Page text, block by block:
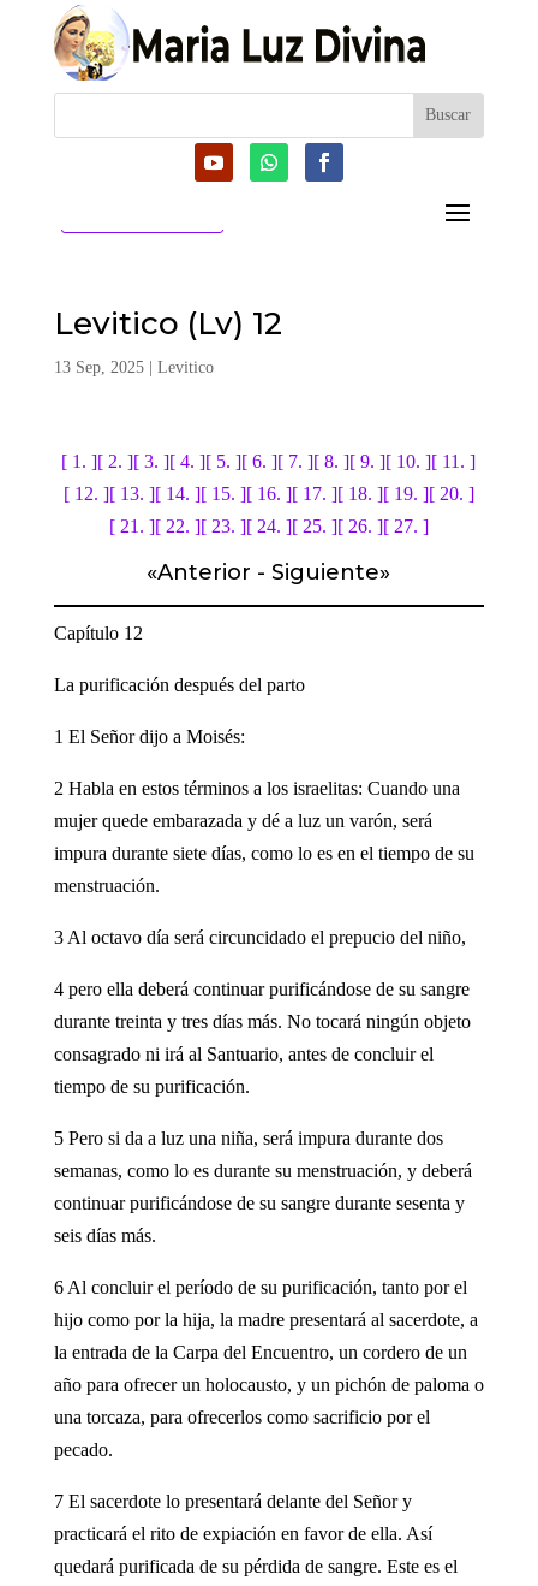
Levitico (Lv) 12
13 Sep, 2025| Levitico
[ 1. ][ 2. ][ 3. ][ 4. ][ 5. ][ 6. ][ 7. ][ 8. ][ 9. ][ 10. ][ 11. ]
[ 12. ][ 13. ][ 14. ][ 15. ][ 16. ][ 17. ][ 18. ][ 19. ][ 20. ]
[ 21. ][ 22. ][ 23. ][ 24. ][ 25. ][ 26. ][ 27. ]
«Anterior -Siguiente»
Capítulo 12
La purificación después del parto
1 El Señor dijo a Moisés:
2 Habla en estos términos a los israelitas: Cuando una
mujer quede embarazada y dé a luz un varón, será
impura durante siete días, como lo es en el tiempo de su
menstruación.
3 Al octavo día será circuncidado el prepucio del niño,
4 pero ella deberá continuar purificándose de su sangre
durante treinta y tres días más. No tocará ningún objeto
consagrado ni irá al Santuario, antes de concluir el
tiempo de su purificación.
5 Pero si da a luz una niña, será impura durante dos
semanas, como lo es durante su menstruación, y deberá
continuar purificándose de su sangre durante sesenta y
seis días más.
6 Al concluir el período de su purificación, tanto por el
hijo como por la hija, la madre presentará al sacerdote, a
la entrada de la Carpa del Encuentro, un cordero de un
año para ofrecer un holocausto, y un pichón de paloma o
una torcaza, para ofrecerlos como sacrificio por el
pecado.
7 El sacerdote lo presentará delante del Señor y
practicará el rito de expiación en favor de ella. Así
quedará purificada de su pérdida de sangre. Este es el